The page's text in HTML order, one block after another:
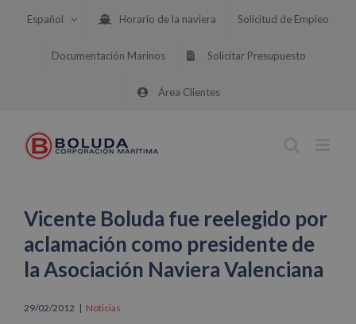
Español Horario de la naviera Solicitud de Empleo
Documentación Marinos Solicitar Presupuesto
Área Clientes
Vicente Boluda fue reelegido por
aclamación como presidente de
la Asociación Naviera Valenciana
29/02/2012 | Noticias